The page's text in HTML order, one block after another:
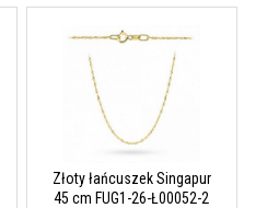
Złoty łańcuszek Singapur
45 cm FUG1-26-Ł00052-2